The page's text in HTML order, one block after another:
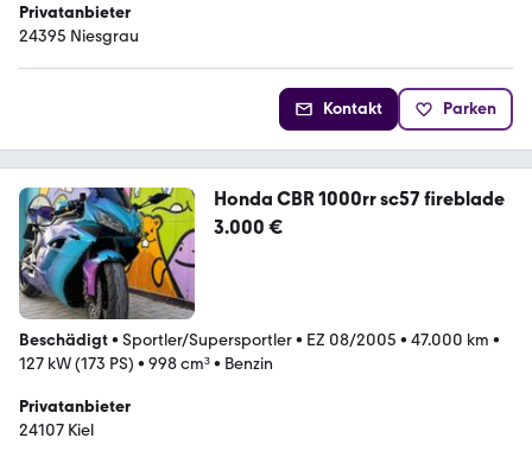
Privatanbieter
24395 Niesgrau
Kontakt Parken
Honda CBR 1000rr sc57 fireblade
3.000 €
Beschädigt• Sportler/Supersportler• EZ 08/2005 • 47.000 km •
127 kW (173 PS) • 998 cm³• Benzin
Privatanbieter
24107 Kiel